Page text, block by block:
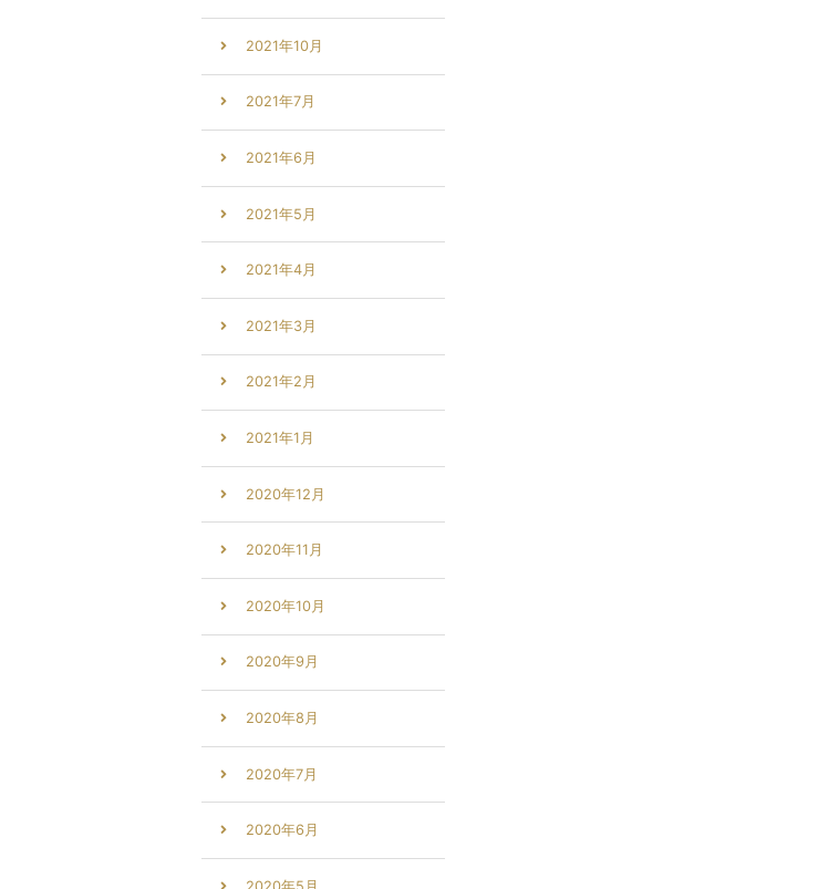
2021年10月
2021年7月
2021年6月
2021年5月
2021年4月
2021年3月
2021年2月
2021年1月
2020年12月
2020年11月
2020年10月
2020年9月
2020年8月
2020年7月
2020年6月